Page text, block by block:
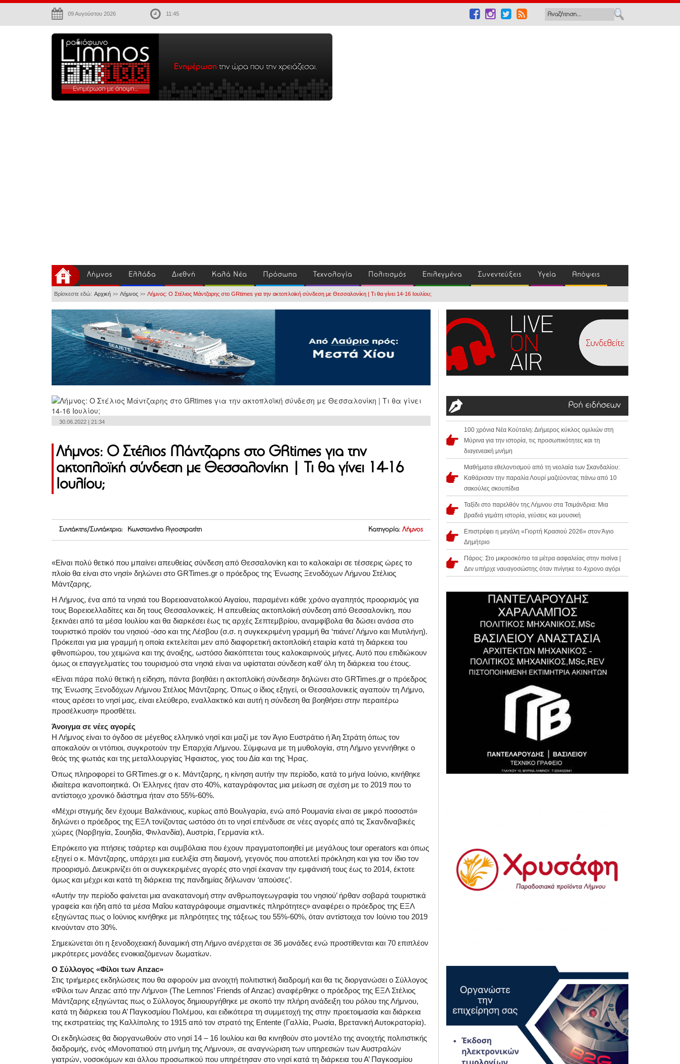
09 Αυγούστου 2026 11:45
Λήμνος Ελλάδα Διεθνή Καλά Νέα Πρόσωπα Τεχνολογία Πολιτισμός Επιλεγμένα Συνεντεύξεις Υγεία Απόψεις
Βρίσκεστε εδώ: Αρχική >> Λήμνος >> Λήμνος: Ο Στέλιος Μάντζαρης στο GRtimes για την ακτοπλοϊκή σύνδεση με Θεσσαλονίκη | Τι θα γίνει 14-16 Ιουλίου;
30.06.2022 | 21:34
Λήμνος: Ο Στέλιος Μάντζαρης στο GRtimes για την
ακτοπλοϊκή σύνδεση με Θεσσαλονίκη | Τι θα γίνει 14-16
Ιουλίου;
Συντάκτης/Συντάκτρια: Κωνσταντίνα Αγιοστρατίτη Κατηγορία: Λήμνος
«Είναι πολύ θετικό που μπαίνει απευθείας σύνδεση από Θεσσαλονίκη και το καλοκαίρι σε τέσσερις ώρες το
πλοίο θα είναι στο νησί» δηλώνει στο GRTimes.gr ο πρόεδρος της Ένωσης Ξενοδόχων Λήμνου Στέλιος
Μάντζαρης.
Η Λήμνος, ένα από τα νησιά του Βορειοανατολικού Αιγαίου, παραμένει κάθε χρόνο αγαπητός προορισμός για
τους Βορειοελλαδίτες και δη τους Θεσσαλονικείς. Η απευθείας ακτοπλοϊκή σύνδεση από Θεσσαλονίκη, που
ξεκινάει από τα μέσα Ιουλίου και θα διαρκέσει έως τις αρχές Σεπτεμβρίου, αναμφίβολα θα δώσει ανάσα στο
τουριστικό προϊόν του νησιού -όσο και της Λέσβου (σ.σ. η συγκεκριμένη γραμμή θα ‘πιάνει’ Λήμνο και Μυτιλήνη).
Πρόκειται για μια γραμμή η οποία εκτελείται μεν από διαφορετική ακτοπλοϊκή εταιρία κατά τη διάρκεια του
φθινοπώρου, του χειμώνα και της άνοιξης, ωστόσο διακόπτεται τους καλοκαιρινούς μήνες. Αυτό που επιδιώκουν
όμως οι επαγγελματίες του τουρισμού στα νησιά είναι να υφίσταται σύνδεση καθ’ όλη τη διάρκεια του έτους.
«Είναι πάρα πολύ θετική η είδηση, πάντα βοηθάει η ακτοπλοϊκή σύνδεση» δηλώνει στο GRTimes.gr ο πρόεδρος
της Ένωσης Ξενοδόχων Λήμνου Στέλιος Μάντζαρης. Όπως ο ίδιος εξηγεί, οι Θεσσαλονικείς αγαπούν τη Λήμνο,
«τους αρέσει το νησί μας, είναι ελεύθερο, εναλλακτικό και αυτή η σύνδεση θα βοηθήσει στην περαιτέρω
προσέλκυση» προσθέτει.
Άνοιγμα σε νέες αγορές
Η Λήμνος είναι το όγδοο σε μέγεθος ελληνικό νησί και μαζί με τον Άγιο Ευστράτιο ή Άη Στράτη όπως τον
αποκαλούν οι ντόπιοι, συγκροτούν την Επαρχία Λήμνου. Σύμφωνα με τη μυθολογία, στη Λήμνο γεννήθηκε ο
θεός της φωτιάς και της μεταλλουργίας Ήφαιστος, γιος του Δία και της Ήρας.
Όπως πληροφορεί το GRTimes.gr ο κ. Μάντζαρης, η κίνηση αυτήν την περίοδο, κατά το μήνα Ιούνιο, κινήθηκε
ιδιαίτερα ικανοποιητικά. Οι Έλληνες ήταν στο 40%, καταγράφοντας μια μείωση σε σχέση με το 2019 που το
αντίστοιχο χρονικό διάστημα ήταν στο 55%-60%.
«Μέχρι στιγμής δεν έχουμε Βαλκάνιους, κυρίως από Βουλγαρία, ενώ από Ρουμανία είναι σε μικρό ποσοστό»
δηλώνει ο πρόεδρος της ΕΞΛ τονίζοντας ωστόσο ότι το νησί επένδυσε σε νέες αγορές από τις Σκανδιναβικές
χώρες (Νορβηγία, Σουηδία, Φινλανδία), Αυστρία, Γερμανία κτλ.
Επρόκειτο για πτήσεις τσάρτερ και συμβόλαια που έχουν πραγματοποιηθεί με μεγάλους tour operators και όπως
εξηγεί ο κ. Μάντζαρης, υπάρχει μια ευελιξία στη διαμονή, γεγονός που αποτελεί πρόκληση και για τον ίδιο τον
προορισμό. Διευκρινίζει ότι οι συγκεκριμένες αγορές στο νησί έκαναν την εμφάνισή τους έως το 2014, έκτοτε
όμως και μέχρι και κατά τη διάρκεια της πανδημίας δήλωναν ‘απούσες’.
«Αυτήν την περίοδο φαίνεται μια ανακατανομή στην ανθρωπογεωγραφία του νησιού’ ήρθαν σοβαρά τουριστικά
γραφεία και ήδη από τα μέσα Μαΐου καταγράφουμε σημαντικές πληρότητες» αναφέρει ο πρόεδρος της ΕΞΛ
εξηγώντας πως ο Ιούνιος κινήθηκε με πληρότητες της τάξεως του 55%-60%, όταν αντίστοιχα τον Ιούνιο του 2019
κινούνταν στο 30%.
Σημειώνεται ότι η ξενοδοχειακή δυναμική στη Λήμνο ανέρχεται σε 36 μονάδες ενώ προστίθενται και 70 επιπλέον
μικρότερες μονάδες ενοικιαζόμενων δωματίων.
Ο Σύλλογος «Φίλοι των Anzac»
Στις τριήμερες εκδηλώσεις που θα αφορούν μια ανοιχτή πολιτιστική διαδρομή και θα τις διοργανώσει ο Σύλλογος
«Φίλοι των Anzac από την Λήμνο» (The Lemnos’ Friends of Anzac) αναφέρθηκε ο πρόεδρος της ΕΞΛ Στέλιος
Μάντζαρης εξηγώντας πως ο Σύλλογος δημιουργήθηκε με σκοπό την πλήρη ανάδειξη του ρόλου της Λήμνου,
κατά τη διάρκεια του Α’ Παγκοσμίου Πολέμου, και ειδικότερα τη συμμετοχή της στην προετοιμασία και διάρκεια
της εκστρατείας της Καλλίπολης το 1915 από τον στρατό της Entente (Γαλλία, Ρωσία, Βρετανική Αυτοκρατορία).
Οι εκδηλώσεις θα διοργανωθούν στο νησί 14 – 16 Ιουλίου και θα κινηθούν στο μοντέλο της ανοιχτής πολιτιστικής
διαδρομής, ενός «Μονοπατιού στη μνήμη της Λήμνου», σε αναγνώριση των υπηρεσιών των Αυστραλών
γιατρών, νοσοκόμων και άλλου προσωπικού που υπηρέτησαν στο νησί κατά τη διάρκεια του Α’ Παγκοσμίου
Ροή ειδήσεων
100 χρόνια Νέα Κούταλη: Διήμερος κύκλος ομιλιών στη
Μύρινα για την ιστορία, τις προσωπικότητες και τη
διαγενεακή μνήμη
Μαθήματα εθελοντισμού από τη νεολαία των Σκανδαλίου:
Καθάρισαν την παραλία Λουρί μαζεύοντας πάνω από 10
σακούλες σκουπίδια
Ταξίδι στο παρελθόν της Λήμνου στα Τσιμάνδρια: Μια
βραδιά γεμάτη ιστορία, γεύσεις και μουσική
Επιστρέφει η μεγάλη «Γιορτή Κρασιού 2026» στον Άγιο
Δημήτριο
Πάρος: Στο μικροσκόπιο τα μέτρα ασφαλείας στην πισίνα |
Δεν υπήρχε ναυαγοσώστης όταν πνίγηκε το 4χρονο αγόρι